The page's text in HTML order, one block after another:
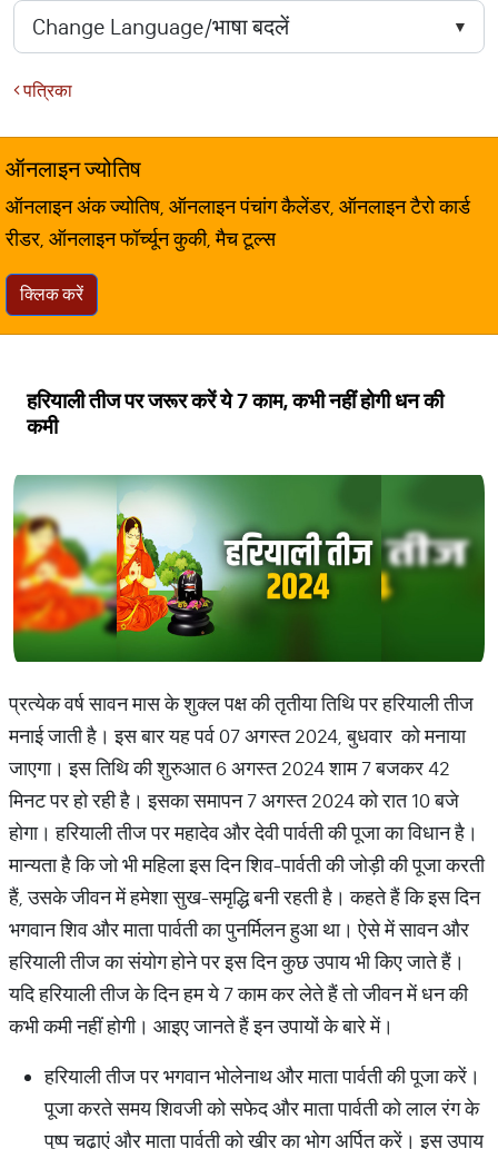
पत्रिका
ऑनलाइन ज्योतिष
ऑनलाइन अंक ज्योतिष, ऑनलाइन पंचांग कैलेंडर, ऑनलाइन टैरो कार्ड
रीडर, ऑनलाइन फॉर्च्यून कुकी, मैच टूल्स
क्लिक करें
हरियाली तीज पर जरूर करें ये 7 काम, कभी नहीं होगी धन की
कमी
प्रत्येक वर्ष सावन मास के शुक्ल पक्ष की तृतीया तिथि पर हरियाली तीज
मनाई जाती है। इस बार यह पर्व 07 अगस्त 2024, बुधवार को मनाया
जाएगा। इस तिथि की शुरुआत 6 अगस्त 2024 शाम 7 बजकर 42
मिनट पर हो रही है। इसका समापन 7 अगस्त 2024 को रात 10 बजे
होगा। हरियाली तीज पर महादेव और देवी पार्वती की पूजा का विधान है।
मान्यता है कि जो भी महिला इस दिन शिव-पार्वती की जोड़ी की पूजा करती
हैं, उसके जीवन में हमेशा सुख-समृद्धि बनी रहती है। कहते हैं कि इस दिन
भगवान शिव और माता पार्वती का पुनर्मिलन हुआ था। ऐसे में सावन और
हरियाली तीज का संयोग होने पर इस दिन कुछ उपाय भी किए जाते हैं।
यदि हरियाली तीज के दिन हम ये 7 काम कर लेते हैं तो जीवन में धन की
कभी कमी नहीं होगी। आइए जानते हैं इन उपायों के बारे में।
हरियाली तीज पर भगवान भोलेनाथ और माता पार्वती की पूजा करें।
पूजा करते समय शिवजी को सफेद और माता पार्वती को लाल रंग के
पुष्प चढ़ाएं और माता पार्वती को खीर का भोग अर्पित करें। इस उपाय